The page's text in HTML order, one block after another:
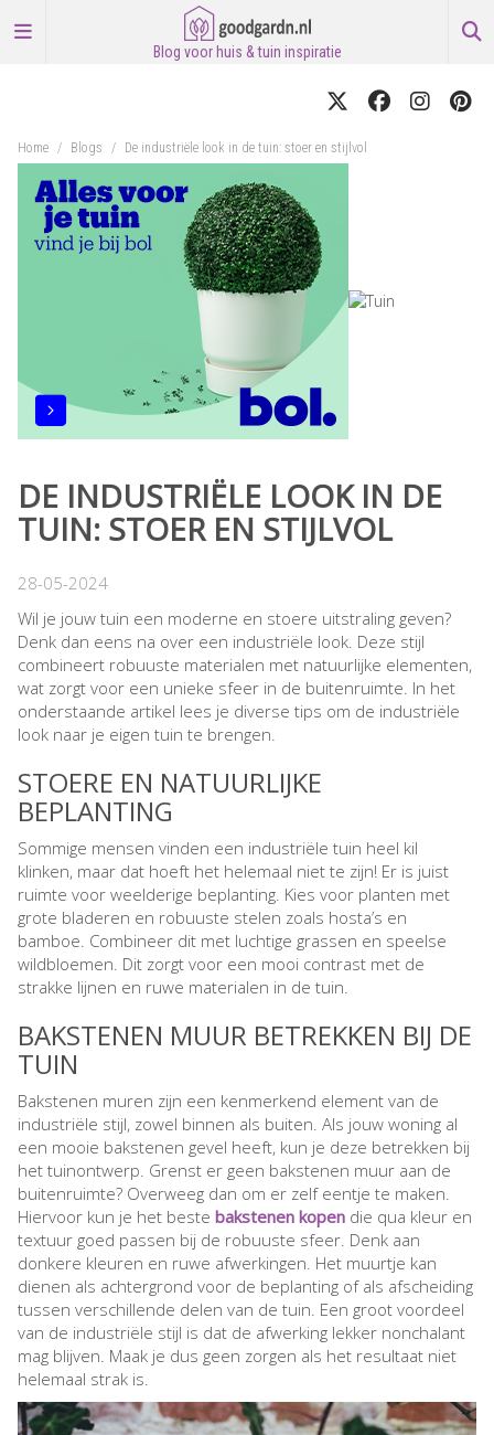
Blog voor huis & tuin inspiratie
Home / Blogs / De industriële look in de tuin: stoer en stijlvol
DE INDUSTRIËLE LOOK IN DE
TUIN: STOER EN STIJLVOL
28-05-2024
Wil je jouw tuin een moderne en stoere uitstraling geven?
Denk dan eens na over een industriële look. Deze stijl
combineert robuuste materialen met natuurlijke elementen,
wat zorgt voor een unieke sfeer in de buitenruimte. In het
onderstaande artikel lees je diverse tips om de industriële
look naar je eigen tuin te brengen.
STOERE EN NATUURLIJKE
BEPLANTING
Sommige mensen vinden een industriële tuin heel kil
klinken, maar dat hoeft het helemaal niet te zijn! Er is juist
ruimte voor weelderige beplanting. Kies voor planten met
grote bladeren en robuuste stelen zoals hosta’s en
bamboe. Combineer dit met luchtige grassen en speelse
wildbloemen. Dit zorgt voor een mooi contrast met de
strakke lijnen en ruwe materialen in de tuin.
BAKSTENEN MUUR BETREKKEN BIJ DE
TUIN
Bakstenen muren zijn een kenmerkend element van de
industriële stijl, zowel binnen als buiten. Als jouw woning al
een mooie bakstenen gevel heeft, kun je deze betrekken bij
het tuinontwerp. Grenst er geen bakstenen muur aan de
buitenruimte? Overweeg dan om er zelf eentje te maken.
Hiervoor kun je het beste bakstenen kopen die qua kleur en
textuur goed passen bij de robuuste sfeer. Denk aan
donkere kleuren en ruwe afwerkingen. Het muurtje kan
dienen als achtergrond voor de beplanting of als afscheiding
tussen verschillende delen van de tuin. Een groot voordeel
van de industriële stijl is dat de afwerking lekker nonchalant
mag blijven. Maak je dus geen zorgen als het resultaat niet
helemaal strak is.